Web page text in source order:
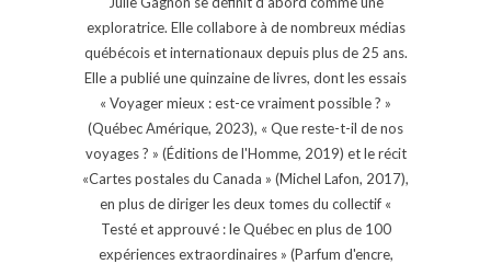
exploratrice. Elle collabore à de nombreux médias
québécois et internationaux depuis plus de 25 ans.
Elle a publié une quinzaine de livres, dont les essais
« Voyager mieux : est-ce vraiment possible ? »
(Québec Amérique, 2023), « Que reste-t-il de nos
voyages ? » (Éditions de l'Homme, 2019) et le récit
«Cartes postales du Canada » (Michel Lafon, 2017),
en plus de diriger les deux tomes du collectif «
Testé et approuvé : le Québec en plus de 100
expériences extraordinaires » (Parfum d'encre,